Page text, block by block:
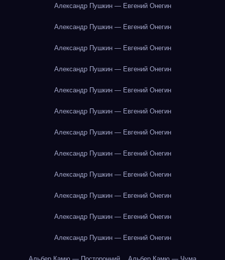
Александр Пушкин — Евгений Онегин
Александр Пушкин — Евгений Онегин
Александр Пушкин — Евгений Онегин
Александр Пушкин — Евгений Онегин
Александр Пушкин — Евгений Онегин
Александр Пушкин — Евгений Онегин
Александр Пушкин — Евгений Онегин
Александр Пушкин — Евгений Онегин
Александр Пушкин — Евгений Онегин
Александр Пушкин — Евгений Онегин
Александр Пушкин — Евгений Онегин
Александр Пушкин — Евгений Онегин